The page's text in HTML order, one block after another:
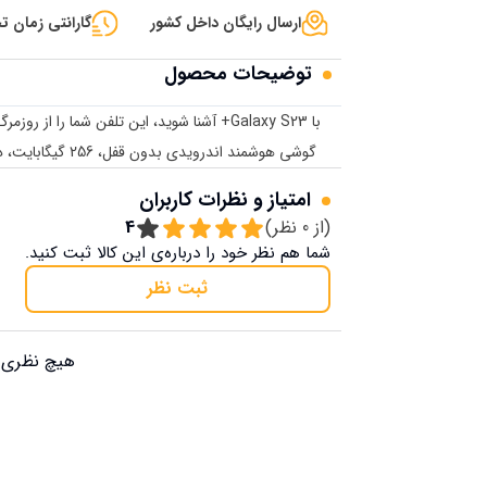
ارسال رایگان داخل کشور گارانتی زمان
توضیحات محصول
با Galaxy S23+ آشنا شوید، این تلفن شما را از روزمرگی خارج کرده و به حماسه می برد. زندگی منتظر نورپردازی عالی نیست.
گوشی هوشمند اندرویدی بدون قفل، 256 گیگابایت، دوربین 50 مگاپیکسلی، حالت شب، عمر باتری طولانی، صفحه نمایش تطبیقی
امتیاز و نظرات کاربران
(از0 نظر) 4
شما هم نظر خود را درباره‌ی این کالا ثبت کنید.
ثبت نظر
هیچ نظری